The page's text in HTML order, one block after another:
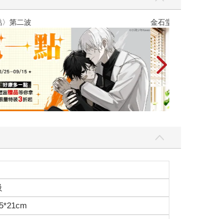
點〉第二波 金石堂2026海